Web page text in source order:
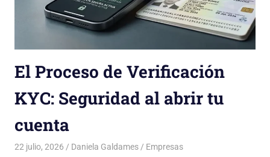
El Proceso de Verificación
KYC: Seguridad al abrir tu
cuenta
22 julio, 2026 Daniela Galdames Empresas